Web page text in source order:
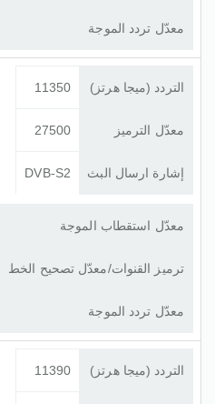
معدّل تردد الموجة
التردد (ميجا هرتز) 11350
معدّل الترميز 27500
إشارة ارسال البث DVB-S2
معدّل استقطاب الموجة
ترميز القنوات/معدّل تصحيح الخط
معدّل تردد الموجة
التردد (ميجا هرتز) 11390